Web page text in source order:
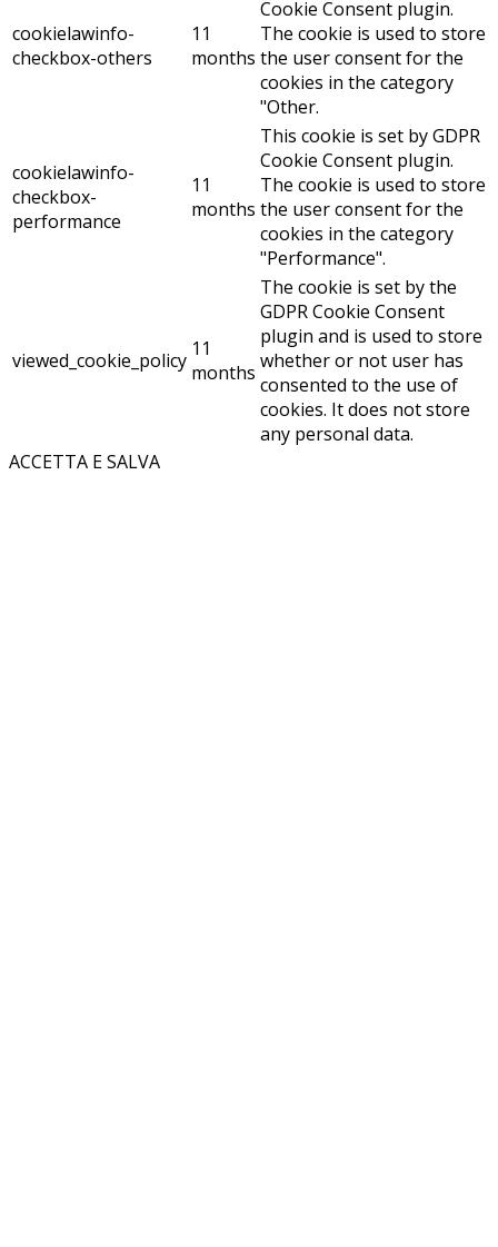
cookielawinfo-
checkbox-others
11
months
Cookie Consent plugin.
The cookie is used to store
the user consent for the
cookies in the category
"Other.
cookielawinfo-
checkbox-
performance
11
months
This cookie is set by GDPR
Cookie Consent plugin.
The cookie is used to store
the user consent for the
cookies in the category
"Performance".
viewed_cookie_policy 11
months
The cookie is set by the
GDPR Cookie Consent
plugin and is used to store
whether or not user has
consented to the use of
cookies. It does not store
any personal data.
ACCETTA E SALVA